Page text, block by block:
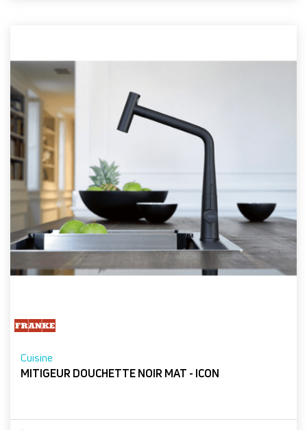
Cuisine
MITIGEUR DOUCHETTE NOIR MAT - ICON